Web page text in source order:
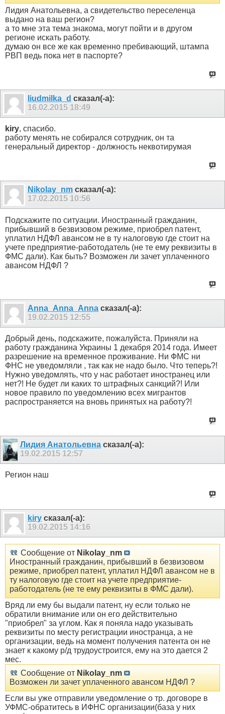
Лидия Анатольевна, а свидетельство переселенца
выдано на ваш регион?
а то мне эта тема знакома, могут пойти и в другом
регионе искать работу.
думаю он все же как временно пребивающий, штампа
РВП ведь пока нет в паспорте?
liudmilka_d сказал(-а):
16.02.2015 18:49
kiry, спасибо.
работу менять не собирался сотрудник, он та
генеральный директор - должность неквотирумая
Nikolay_nm сказал(-а):
17.02.2015 10:56
Подскажите по ситуации. Иностранный гражданин,
прибывший в безвизовом режиме, приобрел патент,
уплатил НДФЛ авансом не в ту налоговую где стоит на
учете предприятие-работодатель (не те ему реквизиты в
ФМС дали). Как быть? Возможен ли зачет уплаченного
авансом НДФЛ ?
Anna_Anna_Anna сказал(-а):
19.02.2015 12:55
Добрый день, подскажите, пожалуйста. Приняли на
работу гражданина Украины 1 декабря 2014 года. Имеет
разрешение на временное проживание. Ни ФМС ни
ФНС не уведомляли , так как не надо было. Что теперь?!
Нужно уведомлять, что у нас работает иностранец или
нет?! Не будет ли каких то штрафных санкций?! Или
новое правило по уведомлению всех мигрантов
распространяется на вновь принятых на работу?!
Лидия Анатольевна сказал(-а):
19.02.2015 12:57
Регион наш
kiry сказал(-а):
19.02.2015 14:16
Сообщение от Nikolay_nm
Иностранный гражданин, прибывший в безвизовом
режиме, приобрел патент, уплатил НДФЛ авансом не в
ту налоговую где стоит на учете предприятие-
работодатель (не те ему реквизиты в ФМС дали).
Вряд ли ему бы выдали патент, ну если только не
обратили внимание или он его действительно
"приобрел" за углом. Как я поняла надо указывать
реквизиты по месту регистрации иностранца, а не
организации, ведь на момент получения патента он не
знает к какому р/д трудоустроится, ему на это дается 2
мес.
Сообщение от Nikolay_nm
Возможен ли зачет уплаченного авансом НДФЛ ?
Если вы уже отправили уведомление о тр. договоре в
УФМС-обратитесь в ИФНС организации(база у них